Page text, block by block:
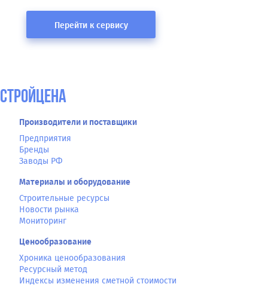
Перейти к сервису
СтройЦена
Производители и поставщики
Предприятия
Бренды
Заводы РФ
Материалы и оборудование
Строительные ресурсы
Новости рынка
Мониторинг
Ценообразование
Хроника ценообразования
Ресурсный метод
Индексы изменения сметной стоимости